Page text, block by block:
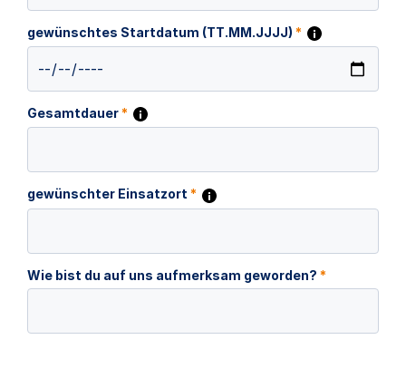
gewünschtes Startdatum (TT.MM.JJJJ) *
Gesamtdauer*
gewünschter Einsatzort *
Wie bist du auf uns aufmerksam geworden? *